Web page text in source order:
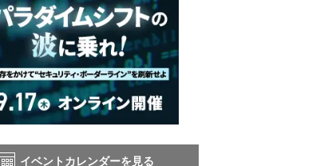
イベントカレンダーを見る